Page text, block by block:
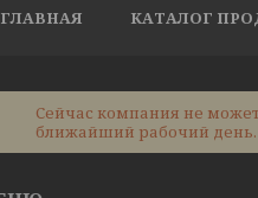
ГЛАВНАЯ КАТАЛОГ
Сейчас компания не
ближайший рабочий день.